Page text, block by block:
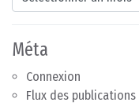
Méta
Connexion
Flux des publications